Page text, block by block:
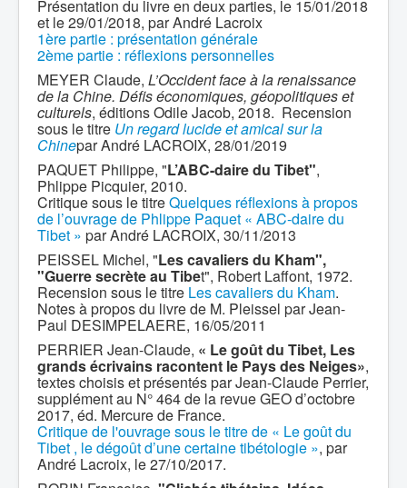
Présentation du livre en deux parties, le 15/01/2018
et le 29/01/2018, par André Lacroix
1ère partie : présentation générale
2ème partie : réflexions personnelles
MEYER Claude, L’Occident face à la renaissance
de la Chine. Défis économiques, géopolitiques et
culturels, éditions Odile Jacob, 2018. Recension
sous le titre Un regard lucide et amical sur la
Chinepar André LACROIX, 28/01/2019
PAQUET Philippe, "L’ABC-daire du Tibet",
Phlippe Picquier, 2010.
Critique sous le titreQuelques réflexions à propos
de l’ouvrage de Phlippe Paquet « ABC-daire du
Tibet » par André LACROIX, 30/11/2013
PEISSEL Michel, "Les cavaliers du Kham",
"Guerre secrète au Tibet", Robert Laffont, 1972.
Recension sous le titre Les cavaliers du Kham.
Notes à propos du livre de M. Pleissel par Jean-
Paul DESIMPELAERE, 16/05/2011
PERRIER Jean-Claude, « Le goût du Tibet, Les
grands écrivains racontent le Pays des Neiges»,
textes choisis et présentés par Jean-Claude Perrier,
supplément au N° 464 de la revue GEO d’octobre
2017, éd. Mercure de France.
Critique de l'ouvrage sous le titre de « Le goût du
Tibet , le dégoût d’une certaine tibétologie », par
André Lacroix, le 27/10/2017.